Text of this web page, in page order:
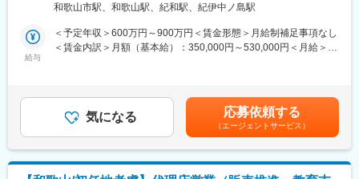
・平均残業時間9.4時間
・有給休暇取得率96%（1時間単位で取得可）
・育児休業取得率100%
■企業の特徴／魅力：
・2007年10月1日に、日本郵政公社の民営・分社化により誕生。
「日本郵政グループ」の生命保険業を担っています。
■具体的な業務：
◎行内システムの企画立案・運営 （データ利活用、AI導入、行内
DX化の企画・推進 等）
■目指す姿：
2024年4月から第7次中期経営計画がスタートし、主要戦略の1つ
新サービスの創出を目指してます。デジタルを通じて地域の活性
2240 勤務地最寄駅：JR 和歌山線／和歌山駅受動喫煙対策：屋内
和歌山市駅、和歌山駅、紀和駅、紀伊中ノ島駅
給与
＜予定年収＞600万円～900万円＜賃金形態＞月給制補足事項なし
＜賃金内訳＞月額（基本給）：350,000円～530,000円＜月給＞
気になる 応募依頼する
（エージェントサービス）